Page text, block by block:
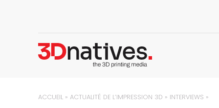
ACCUEIL »ACTUALITÉ DE L’IMPRESSION 3D » INTERVIEWS »